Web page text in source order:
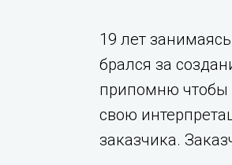
19 лет
брался за
припомню чтобы
свою
заказчика.